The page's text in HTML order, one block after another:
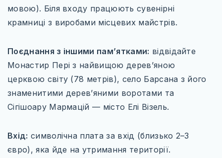
мовою). Біля входу працюють сувенірні
крамниці з виробами місцевих майстрів.
Поєднання з іншими пам’ятками: відвідайте
Монастир Пері з найвищою дерев’яною
церквою світу (78 метрів), село Барсана з його
знаменитими дерев’яними воротами та
Сігішоару Мармацій — місто Елі Візель.
Вхід: символічна плата за вхід (близько 2–3
євро), яка йде на утримання території.